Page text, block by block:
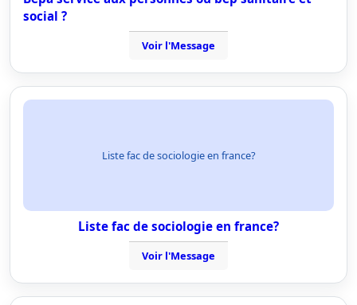
social ?
Voir l'Message
Liste fac de sociologie en france?
Liste fac de sociologie en france?
Voir l'Message